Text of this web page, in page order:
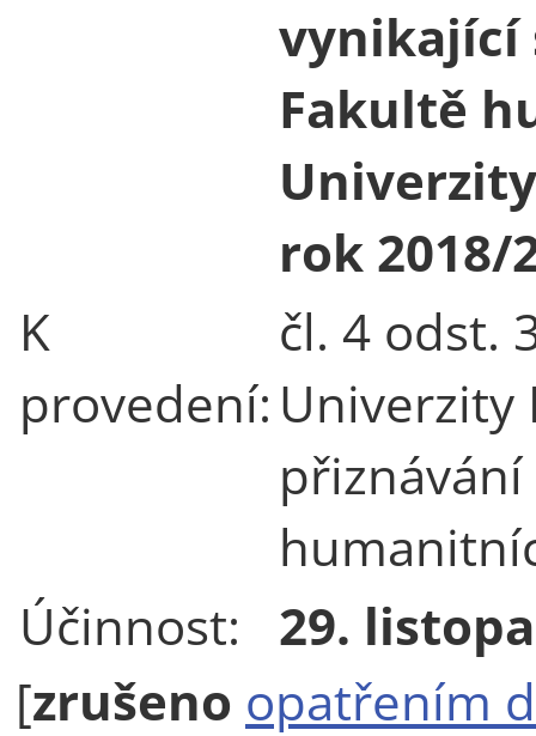
vynikající
Fakultě
rok 2018/
K
provedení:
čl. 4 odst.
Univerzity
Účinnost:
29.
[zrušeno opatřením